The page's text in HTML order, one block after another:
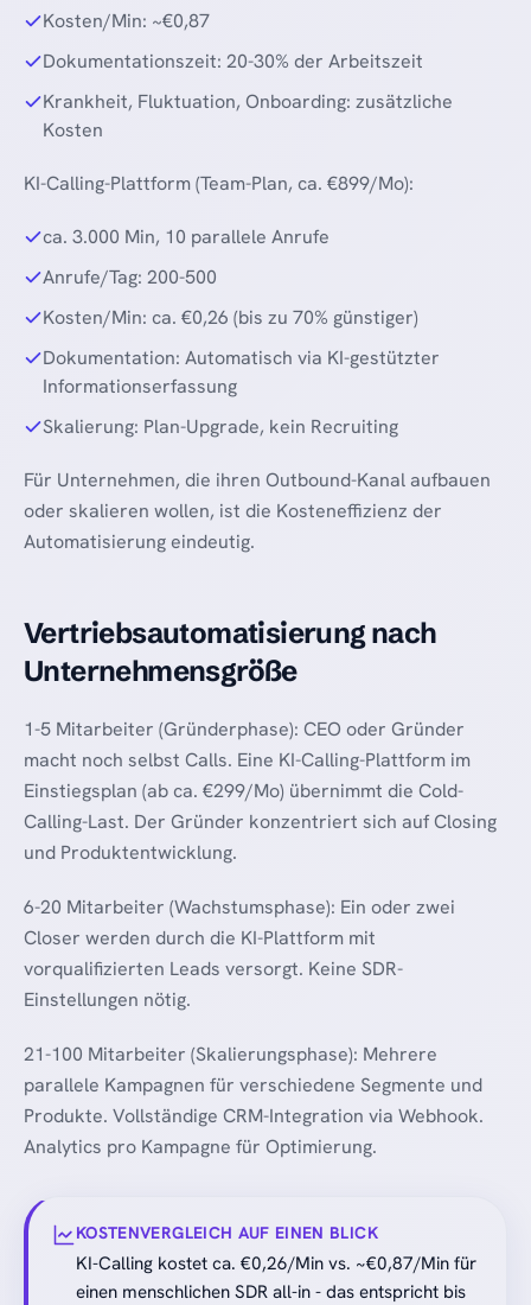
Kosten/Min: ~€0,87
Dokumentationszeit: 20-30% der Arbeitszeit
Krankheit, Fluktuation, Onboarding: zusätzliche
Kosten
KI-Calling-Plattform (Team-Plan, ca. €899/Mo):
ca. 3.000 Min, 10 parallele Anrufe
Anrufe/Tag: 200-500
Kosten/Min: ca. €0,26 (bis zu 70% günstiger)
Dokumentation: Automatisch via KI-gestützter
Informationserfassung
Skalierung: Plan-Upgrade, kein Recruiting
Für Unternehmen, die ihren Outbound-Kanal aufbauen
oder skalieren wollen, ist die Kosteneffizienz der
Automatisierung eindeutig.
Vertriebsautomatisierung nach
Unternehmensgröße
1-5 Mitarbeiter (Gründerphase): CEO oder Gründer
macht noch selbst Calls. Eine KI-Calling-Plattform im
Einstiegsplan (ab ca. €299/Mo) übernimmt die Cold-
Calling-Last. Der Gründer konzentriert sich auf Closing
und Produktentwicklung.
6-20 Mitarbeiter (Wachstumsphase): Ein oder zwei
Closer werden durch die KI-Plattform mit
vorqualifizierten Leads versorgt. Keine SDR-
Einstellungen nötig.
21-100 Mitarbeiter (Skalierungsphase): Mehrere
parallele Kampagnen für verschiedene Segmente und
Produkte. Vollständige CRM-Integration via Webhook.
Analytics pro Kampagne für Optimierung.
KOSTENVERGLEICH AUF EINEN BLICK
KI-Calling kostet ca. €0,26/Min vs. ~€0,87/Min für
einen menschlichen SDR all-in - das entspricht bis